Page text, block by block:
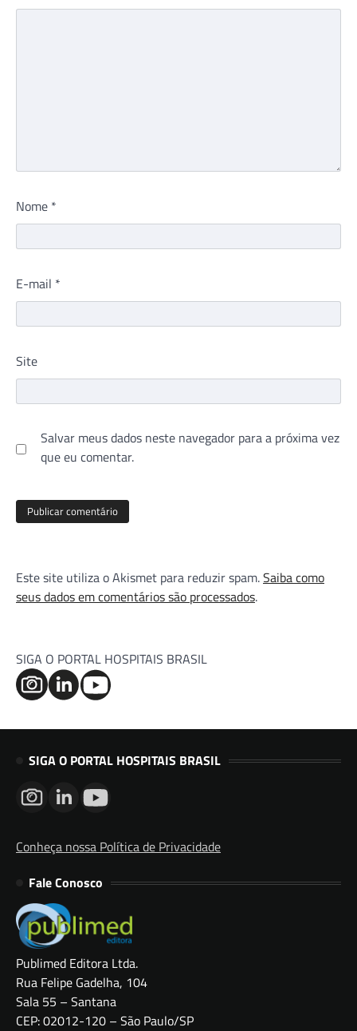
Nome *
E-mail *
Site
Salvar meus dados neste navegador para a próxima vez
que eu comentar.
Este site utiliza o Akismet para reduzir spam.Saiba como
seus dados em comentários são processados.
SIGA O PORTAL HOSPITAIS BRASIL
SIGA O PORTAL HOSPITAIS BRASIL
Conheça nossa Política de Privacidade
Fale Conosco
Publimed Editora Ltda.
Rua Felipe Gadelha, 104
Sala 55 – Santana
CEP: 02012-120 – São Paulo/SP